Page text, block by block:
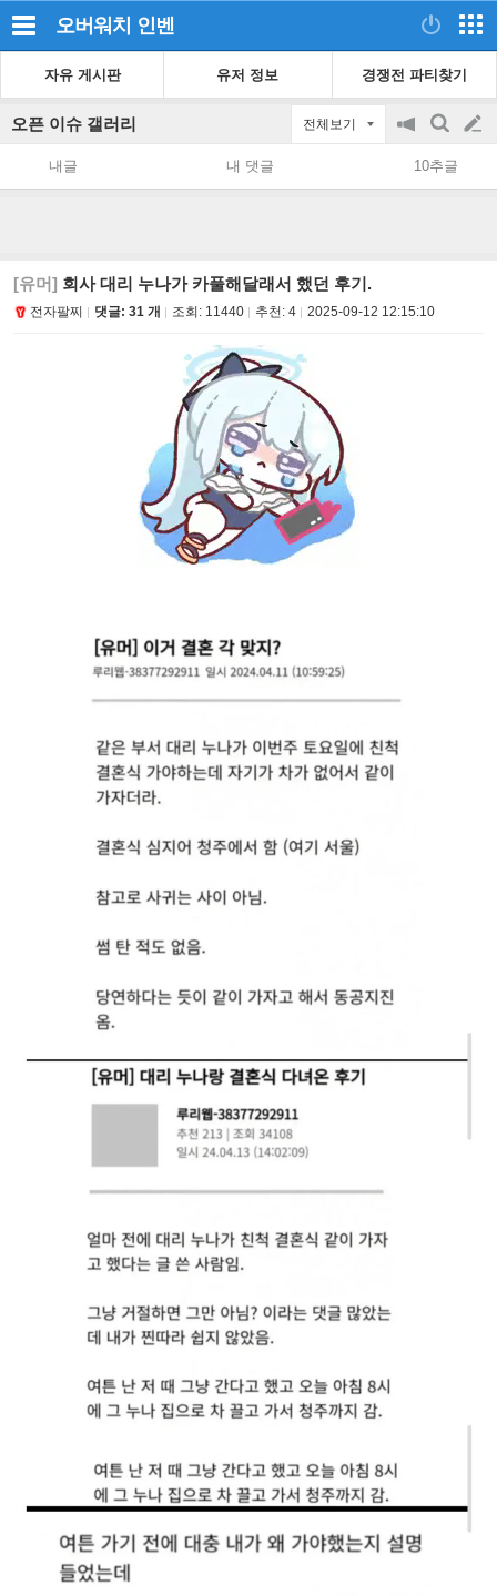
오버워치 인벤
자유 게시판 유저 정보 경쟁전 파티찾기
오픈 이슈 갤러리 전체보기
공
지
on/off
검
색
글
쓰
내글 내 댓글 10추글
[유머] 회사 대리 누나가 카풀해달래서 했던 후기.
전자팔찌 댓글: 31 개 조회: 11440 추천: 4 2025-09-12 12:15:10